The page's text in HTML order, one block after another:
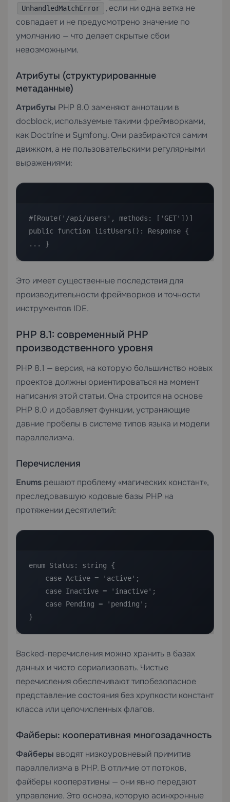
UnhandledMatchError
, если ни одна ветка не
совпадает и не предусмотрено значение по
умолчанию — что делает скрытые сбои
невозможными.
Атрибуты (структурированные
метаданные)
Атрибуты PHP 8.0 заменяют аннотации в
docblock, используемые такими фреймворками,
как Doctrine и Symfony. Они разбираются самим
движком, а не пользовательскими регулярными
выражениями:
#[Route('/api/users', methods: ['GET'])]
public function listUsers(): Response {
... }
Это имеет существенные последствия для
производительности фреймворков и точности
инструментов IDE.
PHP 8.1: современный PHP
производственного уровня
PHP 8.1 — версия, на которую большинство новых
проектов должны ориентироваться на момент
написания этой статьи. Она строится на основе
PHP 8.0 и добавляет функции, устраняющие
давние пробелы в системе типов языка и модели
параллелизма.
Перечисления
Enums решают проблему «магических констант»,
преследовавшую кодовые базы PHP на
протяжении десятилетий:
enum Status: string {
}
Backed-перечисления можно хранить в базах
данных и чисто сериализовать. Чистые
перечисления обеспечивают типобезопасное
представление состояния без хрупкости констант
класса или целочисленных флагов.
Файберы: кооперативная многозадачность
Файберы вводят низкоуровневый примитив
параллелизма в PHP. В отличие от потоков,
файберы кооперативны — они явно передают
управление. Это основа, которую асинхронные